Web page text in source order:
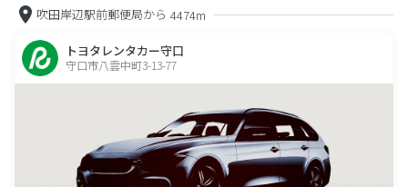
吹田岸辺駅前郵便局から 4474m
トヨタレンタカー守口
守口市八雲中町3-13-77